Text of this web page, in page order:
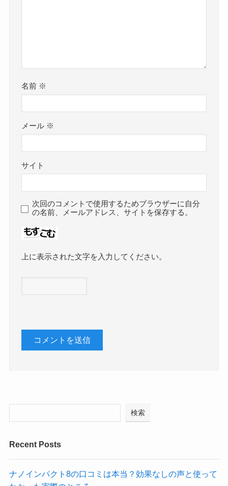
名前 ※
メール ※
サイト
次回のコメントで使用するためブラウザーに自分
の名前、メールアドレス、サイトを保存する。
上に表示された文字を入力してください。
検索
Recent Posts
ナノインパクト8の口コミは本当？効果なしの声と使って